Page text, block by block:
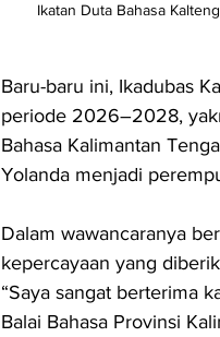
Ikatan Duta Bahasa
Baru-baru ini, Ikadubas
periode 2026–2028,
Bahasa Kalimantan
Yolanda menjadi
Dalam wawancaranya
kepercayaan yang
“Saya sangat berterima
Balai Bahasa Provinsi